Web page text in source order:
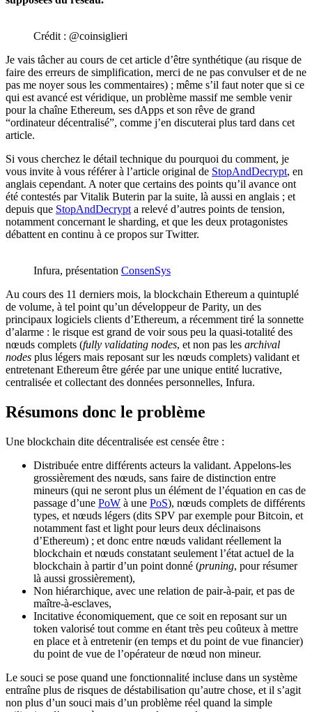
Crédit : @coinsiglieri
Je vais tâcher au cours de cet article d’être synthétique (au risque de
faire des erreurs de simplification, merci de ne pas convulser et de ne
pas me noyer sous les commentaires) ; même s’il faut noter que si ce
qui est avancé est véridique, un problème massif me semble venir
pour la chaîne Ethereum, ses dApps et son rêve de grand
“ordinateur décentralisé”, comme j’en discuterai plus tard dans cet
article.
Si vous cherchez le détail technique du pourquoi du comment, je
vous invite à vous référer à l’article original de StopAndDecrypt, en
anglais cependant. A noter que certains des points qu’il avance ont
été contestés par Vitalik Buterin par la suite, là aussi en anglais ; et
depuis que StopAndDecrypt a relevé d’autres points de tension,
notamment concernant le sharding, et que les deux protagonistes
débattent en continu à ce propos sur Twitter.
Infura, présentation ConsenSys
Au cours des 11 derniers mois, la blockchain Ethereum a quintuplé
de volume, à tel point qu’un développeur de Parity, un des
principaux logiciels clients d’Ethereum, a récemment tiré la sonnette
d’alarme : le risque est grand de voir sous peu la quasi-totalité des
nœuds complets (fully validating nodes, et non pas les archival
nodes plus légers mais reposant sur les nœuds complets) validant et
entretenant Ethereum être gérée par une unique entité lucrative,
centralisée et collectant des données personnelles, Infura.
Résumons donc le problème
Une blockchain dite décentralisée est censée être :
Distribuée entre différents acteurs la validant. Appelons-les
grossièrement des nœuds, sans faire de distinction entre
mineurs (qui ne seront plus un élément de l’équation en cas de
passage d’une PoW à une PoS), nœuds complets de différents
types, et nœuds légers (dits SPV par exemple pour Bitcoin, et
notamment fast et light pour leurs deux déclinaisons
d’Ethereum) ; et donc entre nœuds validant réellement la
blockchain et nœuds constatant seulement l’état actuel de la
blockchain à partir d’un point donné (pruning, pour résumer
là aussi grossièrement),
Non hiérarchique, avec une relation de pair-à-pair, et pas de
maître-à-esclaves,
Incitative économiquement, que ce soit en reposant sur un
token valorisé tout comme en étant très peu coûteux à mettre
en place et à entretenir (en temps et du point de vue financier)
du point de vue de l’opérateur de nœud non mineur.
Le souci se pose quand une fonctionnalité incluse dans un système
entraîne plus de risques de déstabilisation qu’autre chose, et il s’agit
non plus d’un souci mais d’un problème réel quand la simple